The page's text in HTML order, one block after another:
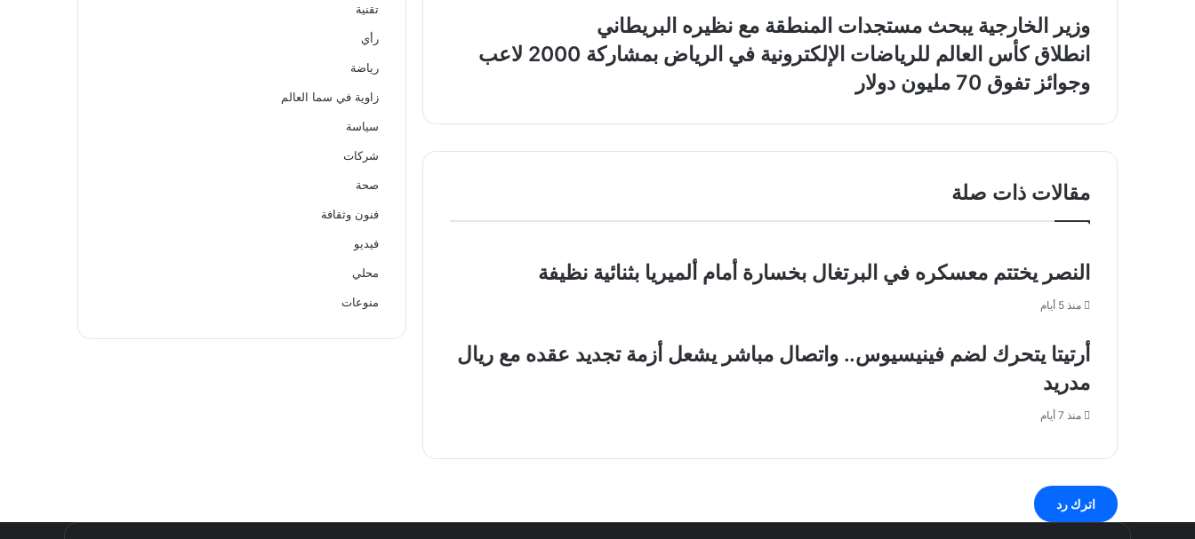
وزير
الخارجية
يبحث
مستجدات
المنطقة
البريطاني
وزير الخارجية يبحث مستجدات المنطقة مع نظيره البريطاني
انطلاق
العالم
الإلكترونية
2000
دولار
انطلاق كأس العالم للرياضات الإلكترونية في الرياض بمشاركة 2000 لاعب
وجوائز تفوق 70 مليون دولار
مقالات ذات صلة
النصر يختتم معسكره في البرتغال بخسارة أمام ألميريا بثنائية نظيفة
منذ 5 أيام
أرتيتا يتحرك لضم فينيسيوس.. واتصال مباشر يشعل أزمة تجديد عقده مع ريال
مدريد
منذ 7 أيام
اترك رد
تقنية
رأي
رياضة
زاوية في سما العالم
سياسة
شركات
صحة
فنون وثقافة
فيديو
محلي
منوعات